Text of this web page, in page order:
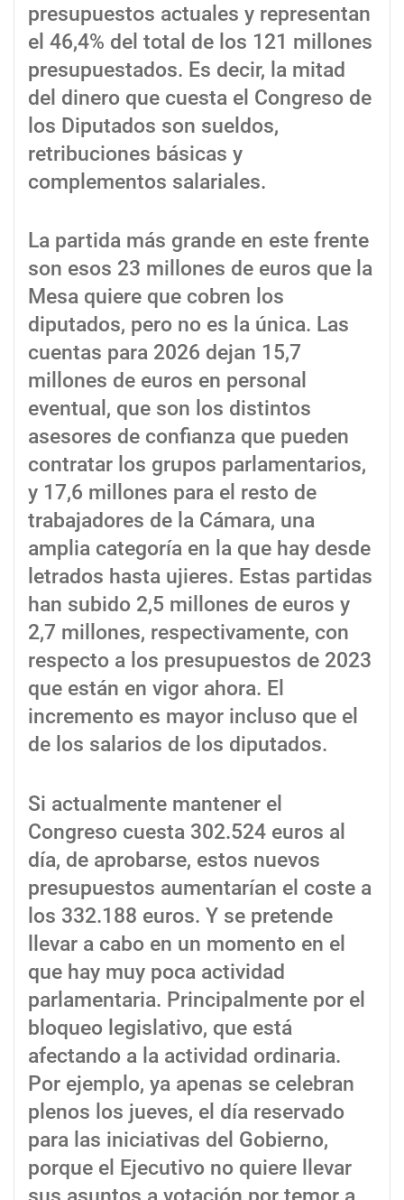
presupuestos actuales y representan
el 46,4% del total de los 121 millones
presupuestados. Es decir, la mitad
del dinero que cuesta el Congreso de
los Diputados son sueldos,
retribuciones básicas y
complementos salariales.
La partida más grande en este frente
son esos 23 millones de euros que la
Mesa quiere que cobren los
diputados, pero no es la única. Las
cuentas para 2026 dejan 15,7
millones de euros en personal
eventual, que son los distintos
asesores de confianza que pueden
contratar los grupos parlamentarios,
y 17,6 millones para el resto de
trabajadores de la Cámara, una
amplia categoría en la que hay desde
letrados hasta ujieres. Estas partidas
han subido 2,5 millones de euros y
2,7 millones, respectivamente, con
respecto a los presupuestos de 2023
que están en vigor ahora. El
incremento es mayor incluso que el
de los salarios de los diputados.
Si actualmente mantener el
Congreso cuesta 302.524 euros al
día, de aprobarse, estos nuevos
presupuestos aumentarían el coste a
los 332.188 euros. Y se pretende
llevar a cabo en un momento en el
que hay muy poca actividad
parlamentaria. Principalmente por el
bloqueo legislativo, que está
afectando a la actividad ordinaria.
Por ejemplo, ya apenas se celebran
plenos los jueves, el día reservado
para las iniciativas del Gobierno,
porque el Ejecutivo no quiere llevar